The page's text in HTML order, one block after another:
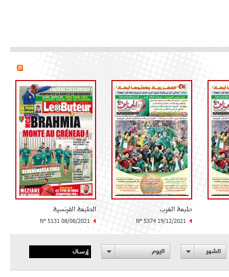
طبعة الغرب
N° 5374 19/12/2021
الطبعة الفرنسية
N° 5131 08/08/2021
الشهر اليوم إرسال